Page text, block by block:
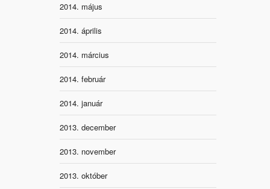
2014. május
2014. április
2014. március
2014. február
2014. január
2013. december
2013. november
2013. október